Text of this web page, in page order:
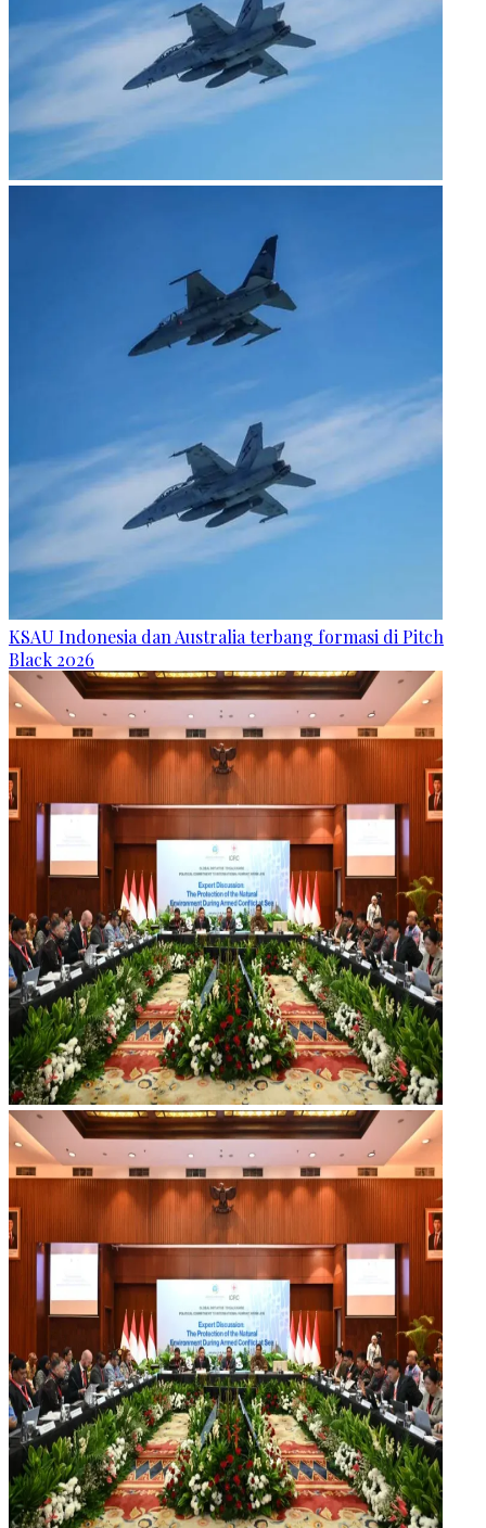
KSAU Indonesia dan Australia terbang formasi di Pitch
Black 2026